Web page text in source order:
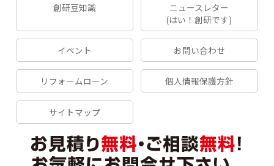
創研豆知識
ニュースレター
(はい！創研です)
イベント お問い合わせ
リフォームローン 個人情報保護方針
サイトマップ